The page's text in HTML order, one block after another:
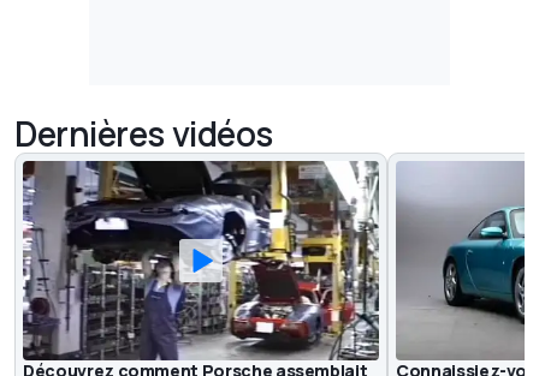
Dernières vidéos
Découvrez comment Porsche assemblait
Connaissiez-